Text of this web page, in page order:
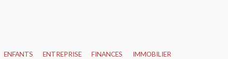
ENFANTS ENTREPRISE FINANCES IMMOBILIER